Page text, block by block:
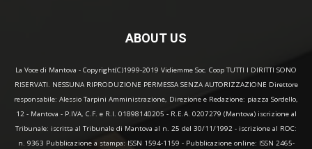
ABOUT US
La Voce di Mantova - Copyright(C)1999-2019 Vidiemme Soc. Coop TUTTI I DIRITTI SONO
RISERVATI. NESSUNA RIPRODUZIONE PERMESSA SENZA AUTORIZZAZIONE Direttore
responsabile: Alessio Tarpini Amministrazione, Direzione e Redazione: piazza Sordello,
12 - Mantova - P.IVA, C.F. e R.I. 01898140205 - R.E.A. 0207279 (Mantova) iscrizione al
Tribunale: iscritta al Tribunale di Mantova al n. 25 del 30/11/1992 - iscrizione al ROC:
n. 9363 Pubblicazione a stampa: ISSN 1594-1159 - Pubblicazione online: ISSN 2465-